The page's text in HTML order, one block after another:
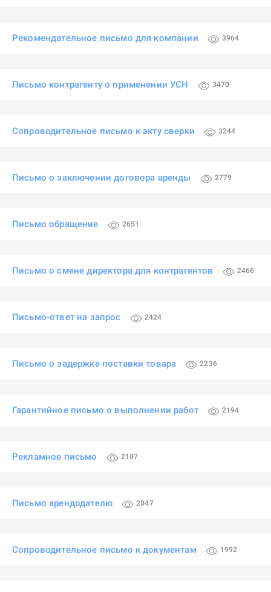
Рекомендательное письмо для компании 3964
Письмо контрагенту о применении УСН 3470
Сопроводительное письмо к акту сверки 3244
Письмо о заключении договора аренды 2779
Письмо обращение 2651
Письмо о смене директора для контрагентов 2466
Письмо-ответ на запрос 2424
Письмо о задержке поставки товара 2236
Гарантийное письмо о выполнении работ 2194
Рекламное письмо 2107
Письмо арендодателю 2047
Сопроводительное письмо к документам 1992